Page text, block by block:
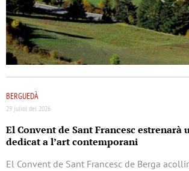
BERGUEDÀ
29 juliol del 2026
El Convent de Sant Francesc estrenarà
dedicat a l’art contemporani
El Convent de Sant Francesc de Berga